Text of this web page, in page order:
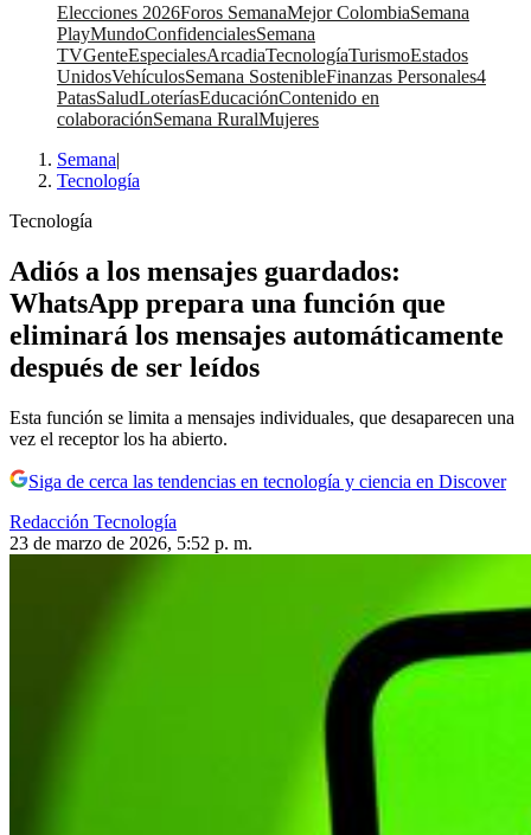
Elecciones 2026Foros SemanaMejor ColombiaSemana
PlayMundoConfidencialesSemana
TVGenteEspecialesArcadiaTecnologíaTurismoEstados
UnidosVehículosSemana SostenibleFinanzas Personales4
PatasSaludLoteríasEducaciónContenido en
colaboraciónSemana RuralMujeres
Semana|
Tecnología
Tecnología
Adiós a los mensajes guardados:
WhatsApp prepara una función que
eliminará los mensajes automáticamente
después de ser leídos
Esta función se limita a mensajes individuales, que desaparecen una
vez el receptor los ha abierto.
Siga de cerca las tendencias en tecnología y ciencia en Discover
Redacción Tecnología
23 de marzo de 2026, 5:52 p. m.